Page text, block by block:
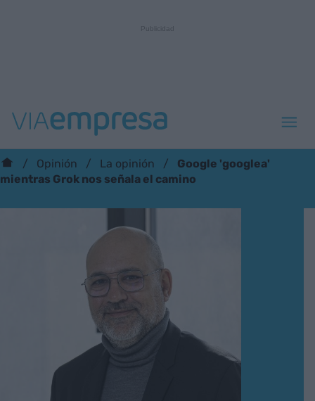
Opinión La opinión
Google 'googlea'
mientras Grok nos señala el camino